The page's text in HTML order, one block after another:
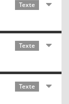
Texte
Texte
Texte